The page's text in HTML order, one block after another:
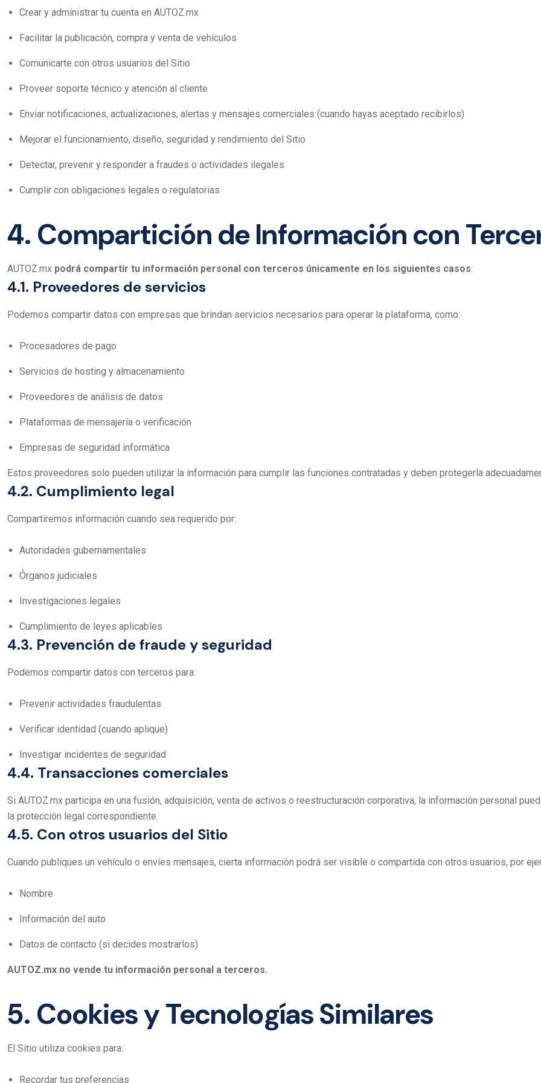
Crear y administrar tu cuenta en AUTOZ.mx
Facilitar la publicación, compra y venta de vehículos
Comunicarte con otros usuarios del Sitio
Proveer soporte técnico y atención al cliente
Enviar notificaciones, actualizaciones, alertas y mensajes comerciales (cuando hayas aceptado recibirlos)
Mejorar el funcionamiento, diseño, seguridad y rendimiento del Sitio
Detectar, prevenir y responder a fraudes o actividades ilegales
Cumplir con obligaciones legales o regulatorias
4. Compartición de Información con
AUTOZ.mx podrá compartir tu información personal con terceros únicamente en los siguientes casos:
4.1. Proveedores de servicios
Podemos compartir datos con empresas que brindan servicios necesarios para operar la plataforma, como:
Procesadores de pago
Servicios de hosting y almacenamiento
Proveedores de análisis de datos
Plataformas de mensajería o verificación
Empresas de seguridad informática
Estos proveedores solo pueden utilizar la información para cumplir las funciones contratadas y deben protegerla
4.2. Cumplimiento legal
Compartiremos información cuando sea requerido por:
Autoridades gubernamentales
Órganos judiciales
Investigaciones legales
Cumplimiento de leyes aplicables
4.3. Prevención de fraude y seguridad
Podemos compartir datos con terceros para:
Prevenir actividades fraudulentas
Verificar identidad (cuando aplique)
Investigar incidentes de seguridad
4.4. Transacciones comerciales
Si AUTOZ.mx participa en una fusión, adquisición, venta de activos o reestructuración corporativa, la información personal
la protección legal correspondiente.
4.5. Con otros usuarios del Sitio
Cuando publiques un vehículo o envíes mensajes, cierta información podrá ser visible o compartida con otros usuarios, por
Nombre
Información del auto
Datos de contacto (si decides mostrarlos)
AUTOZ.mx no vende tu información personal a terceros.
5. Cookies y Tecnologías Similares
El Sitio utiliza cookies para:
Recordar tus preferencias